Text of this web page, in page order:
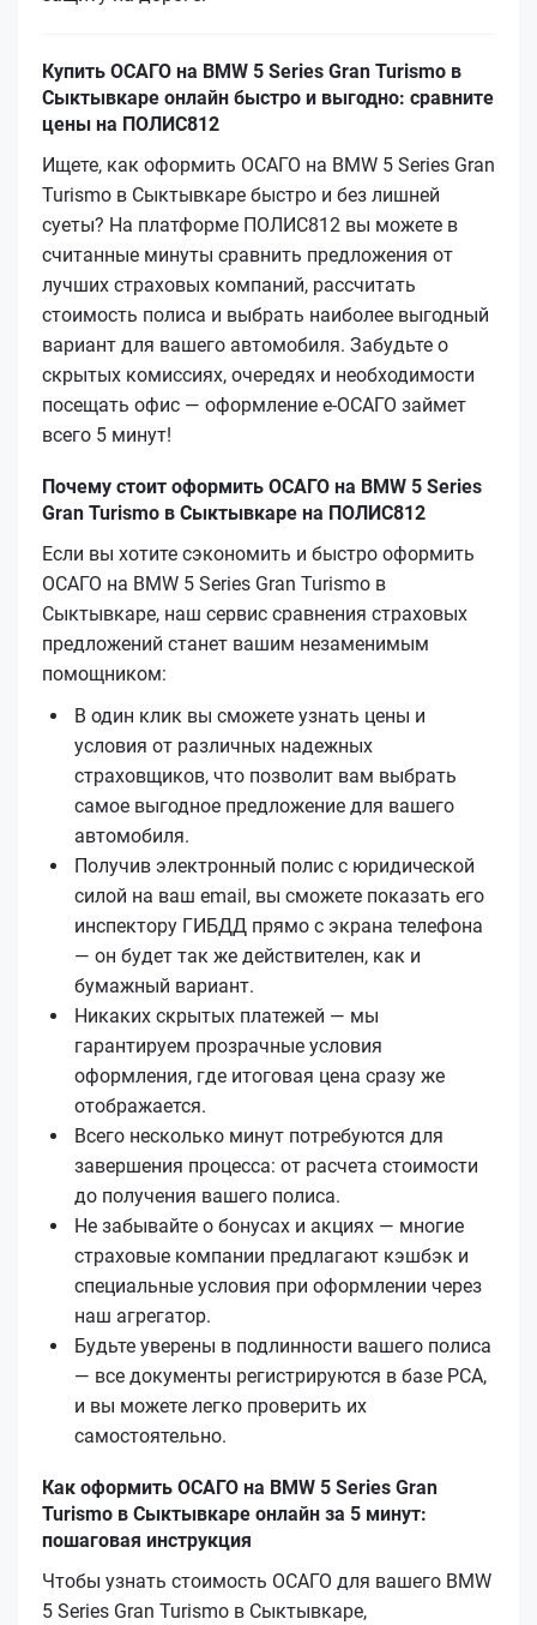
Купить ОСАГО на BMW 5 Series Gran Turismo в
Сыктывкаре онлайн быстро и выгодно: сравните
цены на ПОЛИС812
Ищете, как оформить ОСАГО на BMW 5 Series Gran
Turismo в Сыктывкаре быстро и без лишней
суеты? На платформе ПОЛИС812 вы можете в
считанные минуты сравнить предложения от
лучших страховых компаний, рассчитать
стоимость полиса и выбрать наиболее выгодный
вариант для вашего автомобиля. Забудьте о
скрытых комиссиях, очередях и необходимости
посещать офис — оформление е‑ОСАГО займет
всего 5 минут!
Почему стоит оформить ОСАГО на BMW 5 Series
Gran Turismo в Сыктывкаре на ПОЛИС812
Если вы хотите сэкономить и быстро оформить
ОСАГО на BMW 5 Series Gran Turismo в
Сыктывкаре, наш сервис сравнения страховых
предложений станет вашим незаменимым
помощником:
В один клик вы сможете узнать цены и
условия от различных надежных
страховщиков, что позволит вам выбрать
самое выгодное предложение для вашего
автомобиля.
Получив электронный полис с юридической
силой на ваш email, вы сможете показать его
инспектору ГИБДД прямо с экрана телефона
— он будет так же действителен, как и
бумажный вариант.
Никаких скрытых платежей — мы
гарантируем прозрачные условия
оформления, где итоговая цена сразу же
отображается.
Всего несколько минут потребуются для
завершения процесса: от расчета стоимости
до получения вашего полиса.
Не забывайте о бонусах и акциях — многие
страховые компании предлагают кэшбэк и
специальные условия при оформлении через
наш агрегатор.
Будьте уверены в подлинности вашего полиса
— все документы регистрируются в базе РСА,
и вы можете легко проверить их
самостоятельно.
Как оформить ОСАГО на BMW 5 Series Gran
Turismo в Сыктывкаре онлайн за 5 минут:
пошаговая инструкция
Чтобы узнать стоимость ОСАГО для вашего BMW
5 Series Gran Turismo в Сыктывкаре,